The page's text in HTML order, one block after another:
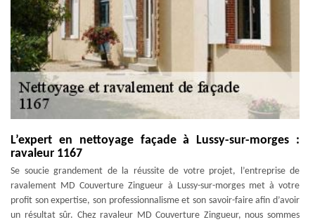
L’expert en nettoyage façade à Lussy-sur-morges :
ravaleur 1167
Se soucie grandement de la réussite de votre projet, l’entreprise de
ravalement MD Couverture Zingueur à Lussy-sur-morges met à votre
profit son expertise, son professionnalisme et son savoir-faire afin d’avoir
un résultat sûr. Chez ravaleur MD Couverture Zingueur, nous sommes